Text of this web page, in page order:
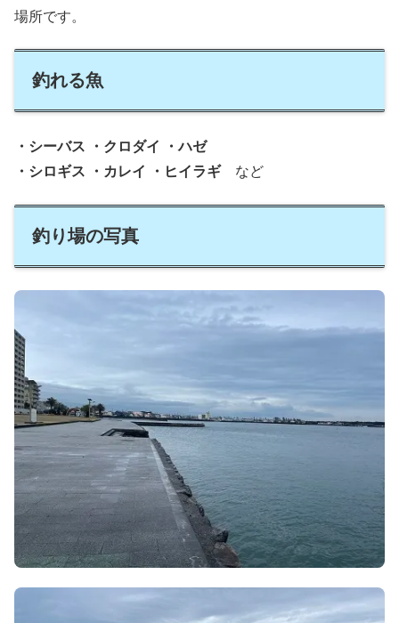
場所です。
釣れる魚
・シーバス ・クロダイ ・ハゼ
・シロギス ・カレイ
・ヒイラギ など
釣り場の写真